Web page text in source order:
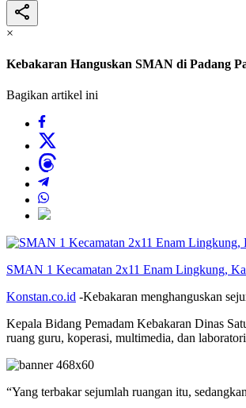
×
Kebakaran Hanguskan SMAN di Padang
Bagikan artikel ini
SMAN 1 Kecamatan 2x11 Enam Lingkung,
Konstan.co.id -Kebakaran menghanguskan
Kepala Bidang Pemadam Kebakaran Dinas
ruang guru, koperasi, multimedia, dan
“Yang terbakar sejumlah ruangan itu,